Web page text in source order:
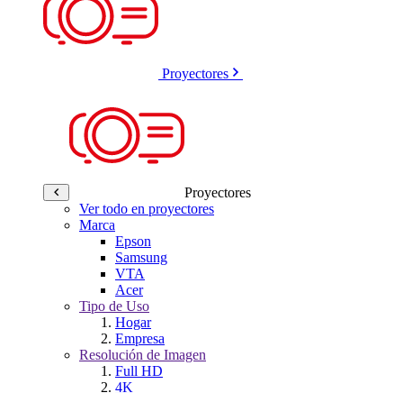
Proyectores
Proyectores
Ver todo en proyectores
Marca
Epson
Samsung
VTA
Acer
Tipo de Uso
Hogar
Empresa
Resolución de Imagen
Full HD
4K